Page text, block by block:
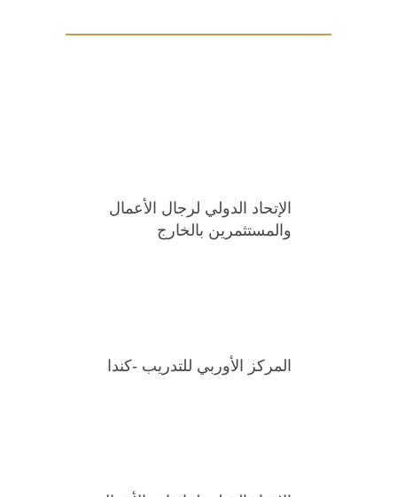
الإتحاد الدولي لرجال الأعمال
والمستثمرين بالخارج
المركز الأوربي للتدريب -كندا